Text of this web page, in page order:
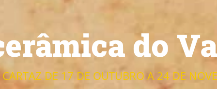
do
CARTAZ DE 17 DE OUTUBRO A 24 DE